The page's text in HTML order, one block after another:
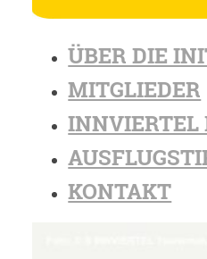
ÜBER DIE
MITGLIEDER
INNVIERTEL
KONTAKT